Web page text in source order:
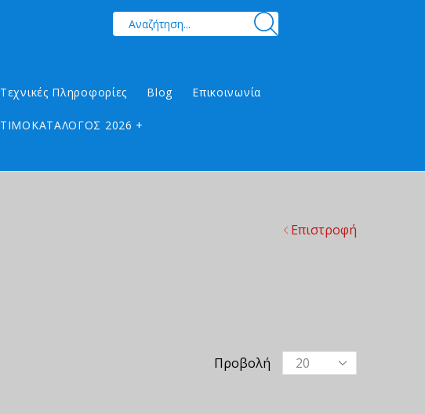
Τεχνικές Πληροφορίες Blog Επικοινωνία
ΤΙΜΟΚΑΤΑΛΟΓΟΣ 2026 +
Επιστροφή
Προβολή